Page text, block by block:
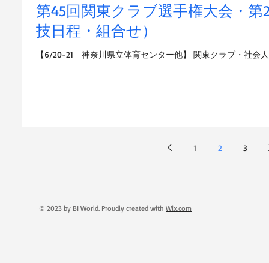
第45回関東クラブ選手権大会・
技日程・組合せ）
【6/20-21 神奈川県立体育センター他】 関東クラブ・社会
1 2 3
© 2023 by BI World. Proudly created with Wix.com